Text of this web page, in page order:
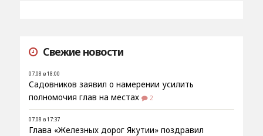
Свежие новости
07.08 в 18:00
Садовников заявил о намерении усилить
полномочия глав на местах
2
07.08 в 17:37
Глава «Железных дорог Якутии» поздравил